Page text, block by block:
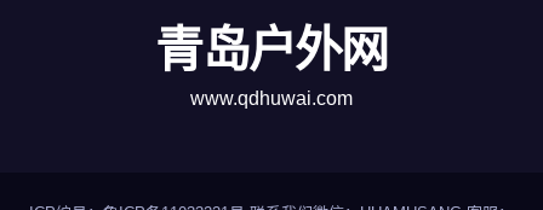
青岛户外网
www.qdhuwai.com